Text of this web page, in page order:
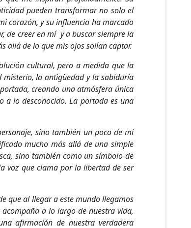
pueden transformar no solo el
corazón, y su influencia ha marcado
de creer en mí y a buscar siempre la
allá de lo que mis ojos solían captar.
cultural, pero a medida que la
misterio, la antigüedad y la sabiduría
creando una atmósfera única
a lo desconocido. La portada es una
sino también un poco de mi
mucho más allá de una simple
sino también como un símbolo de
voz que clama por la libertad de ser
que al llegar a este mundo llegamos
a lo largo de nuestra vida,
afirmación de nuestra verdadera